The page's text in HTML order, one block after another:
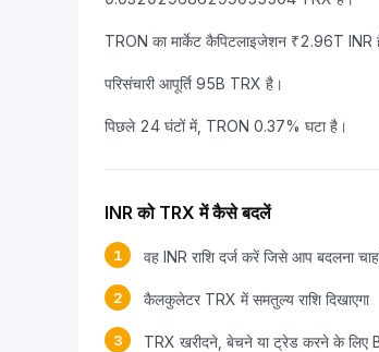
TRON का मार्केट कैपिटलाइजेशन ₹2.96T
परिसंचारी आपूर्ति 95B TRX है।
पिछले 24 घंटों में, TRON 0.37% घटा है।
INR को TRX में कैसे बदलें
1 वह INR राशि दर्ज करें जिसे आप बदलना
2 कैलकुलेटर TRX में समतुल्य राशि दिखाएगा
3 TRX खरीदने, बेचने या ट्रेड करने के लिए